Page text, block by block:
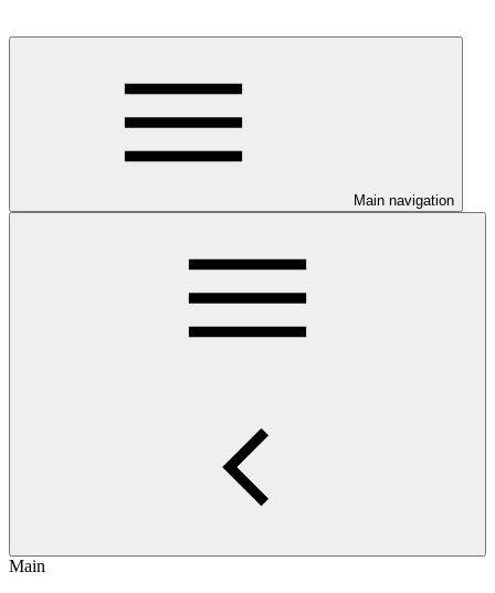
Main navigation
Main